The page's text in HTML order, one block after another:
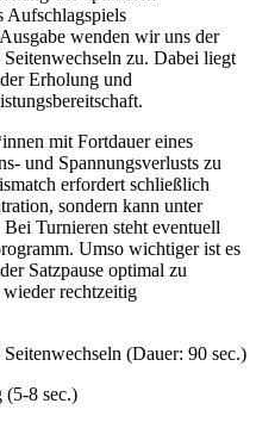
Aufschlagspiels
wenden wir uns der
Seitenwechseln zu. Dabei liegt
Erholung und
mit Fortdauer eines
und Spannungsverlusts zu
erfordert schließlich
sondern kann unter
Turnieren steht eventuell
Umso wichtiger ist es
Satzpause optimal zu
rechtzeitig
(Dauer: 90 sec.)
(5-8 sec.)